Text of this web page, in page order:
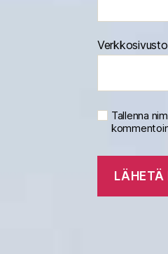
Verkkosivusto
Tallenna